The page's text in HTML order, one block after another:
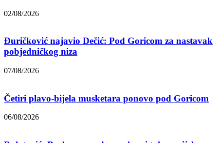
02/08/2026
Đuričković najavio Dečić: Pod Goricom za nastavak
pobjedničkog niza
07/08/2026
Četiri plavo-bijela musketara ponovo pod Goricom
06/08/2026